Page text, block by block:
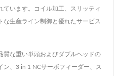
ています。コイル加工、スリッティ
な生産ライン制御と優れたサービス
質な重い単頭およびダブルヘッドの
ン、3 in 1 NCサーボフィーダー、ス